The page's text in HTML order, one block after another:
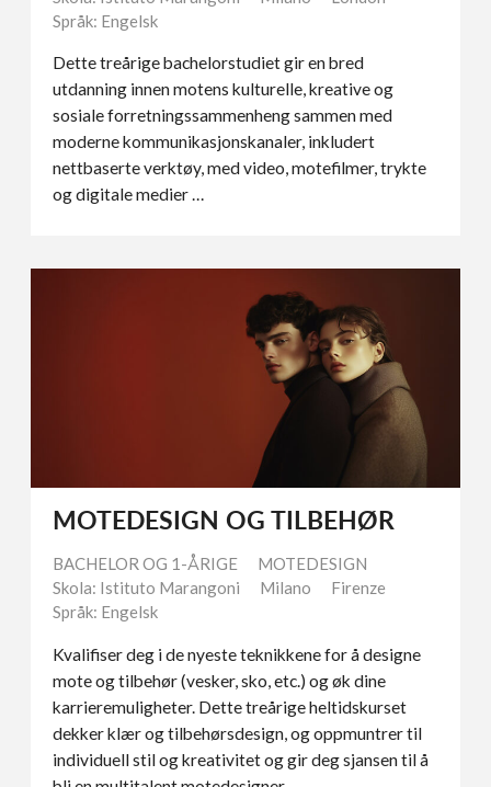
Språk: Engelsk
Dette treårige bachelorstudiet gir en bred
utdanning innen motens kulturelle, kreative og
sosiale forretningssammenheng sammen med
moderne kommunikasjonskanaler, inkludert
nettbaserte verktøy, med video, motefilmer, trykte
og digitale medier …
MOTEDESIGN OG TILBEHØR
BACHELOR OG 1-ÅRIGE
MOTEDESIGN
Skola: Istituto Marangoni
Milano
Firenze
Språk: Engelsk
Kvalifiser deg i de nyeste teknikkene for å designe
mote og tilbehør (vesker, sko, etc.) og øk dine
karrieremuligheter. Dette treårige heltidskurset
dekker klær og tilbehørsdesign, og oppmuntrer til
individuell stil og kreativitet og gir deg sjansen til å